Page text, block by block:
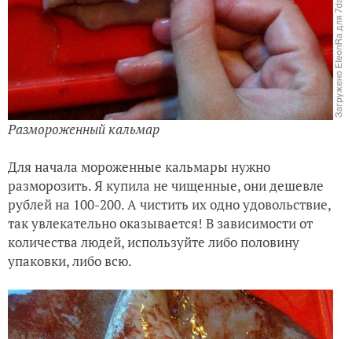
Размороженный кальмар
Для начала мороженные кальмары нужно
разморозить. Я купила не чищенные, они дешевле
рублей на 100-200. А чистить их одно удовольствие,
так увлекательно оказывается! В зависимости от
количества людей, используйте либо половину
упаковки, либо всю.